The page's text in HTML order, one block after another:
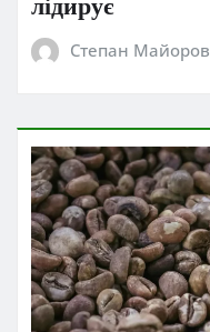
Степан Майоров